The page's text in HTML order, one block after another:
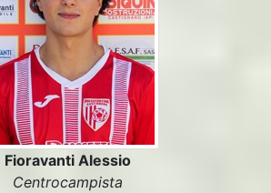
Fioravanti Alessio
Centrocampista